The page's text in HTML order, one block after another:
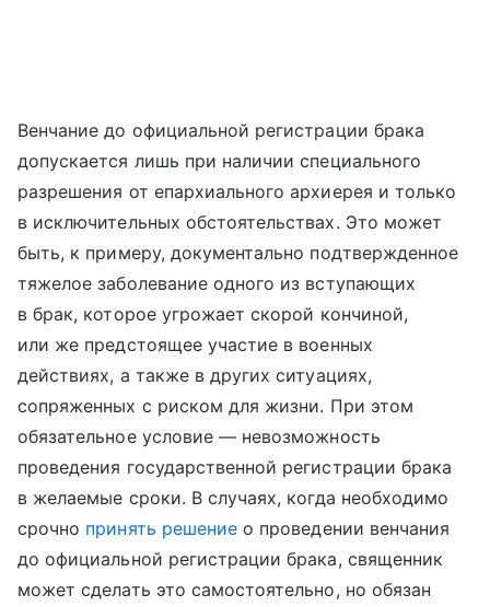
Венчание до официальной регистрации брака
допускается лишь при наличии специального
разрешения от епархиального архиерея и только
в исключительных обстоятельствах. Это может
быть, к примеру, документально подтвержденное
тяжелое заболевание одного из вступающих
в брак, которое угрожает скорой кончиной,
или же предстоящее участие в военных
действиях, а также в других ситуациях,
сопряженных с риском для жизни. При этом
обязательное условие — невозможность
проведения государственной регистрации брака
в желаемые сроки. В случаях, когда необходимо
срочно принять решение о проведении венчания
до официальной регистрации брака, священник
может сделать это самостоятельно, но обязан